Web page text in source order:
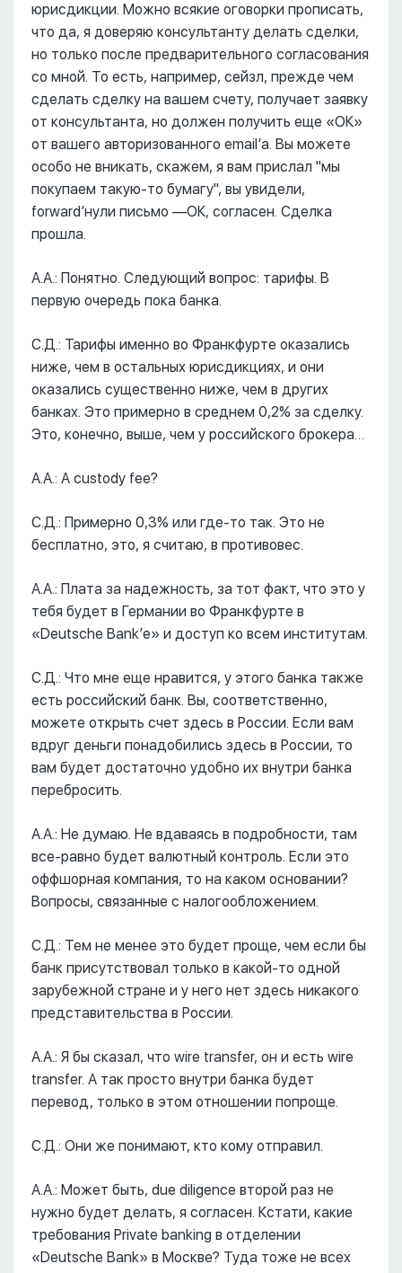
юрисдикции. Можно всякие оговорки прописать,
что да, я доверяю консультанту делать сделки,
но только после предварительного согласования
со мной. То есть, например, сейзл, прежде чем
сделать сделку на вашем счету, получает заявку
от консультанта, но должен получить еще «ОК»
от вашего авторизованного email’а. Вы можете
особо не вникать, скажем, я вам прислал "мы
покупаем такую-то бумагу", вы увидели,
forward’нули письмо ––ОК, согласен. Сделка
прошла.
А.А.: Понятно. Следующий вопрос: тарифы. В
первую очередь пока банка.
С.Д.: Тарифы именно во Франкфурте оказались
ниже, чем в остальных юрисдикциях, и они
оказались существенно ниже, чем в других
банках. Это примерно в среднем 0,2% за сделку.
Это, конечно, выше, чем у российского брокера…
А.А.: А custody fee?
С.Д.: Примерно 0,3% или где-то так. Это не
бесплатно, это, я считаю, в противовес.
А.А.: Плата за надежность, за тот факт, что это у
тебя будет в Германии во Франкфурте в
«Deutsche Bank’е» и доступ ко всем институтам.
С.Д.: Что мне еще нравится, у этого банка также
есть российский банк. Вы, соответственно,
можете открыть счет здесь в России. Если вам
вдруг деньги понадобились здесь в России, то
вам будет достаточно удобно их внутри банка
перебросить.
А.А.: Не думаю. Не вдаваясь в подробности, там
все-равно будет валютный контроль. Если это
оффшорная компания, то на каком основании?
Вопросы, связанные с налогообложением.
С.Д.: Тем не менее это будет проще, чем если бы
банк присутствовал только в какой-то одной
зарубежной стране и у него нет здесь никакого
представительства в России.
А.А.: Я бы сказал, что wire transfer, он и есть wire
transfer. А так просто внутри банка будет
перевод, только в этом отношении попроще.
С.Д.: Они же понимают, кто кому отправил.
А.А.: Может быть, due diligence второй раз не
нужно будет делать, я согласен. Кстати, какие
требования Private banking в отделении
«Deutsche Bank» в Москве? Туда тоже не всех